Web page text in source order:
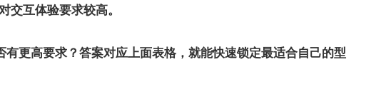
交互体验要求较高。
更高要求？答案对应上面表格，就能快速锁定最适合自己的型